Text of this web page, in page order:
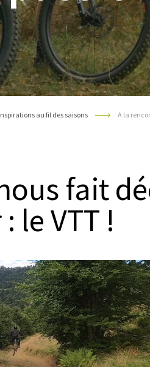
au fil des saisons A la
fait
le VTT !